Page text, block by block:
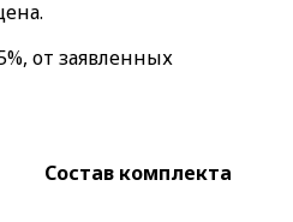
от заявленных
Состав комплекта